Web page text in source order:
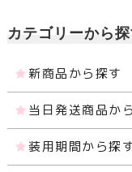
カテゴリーから
新商品から探す
当日発送商品か
装用期間から探